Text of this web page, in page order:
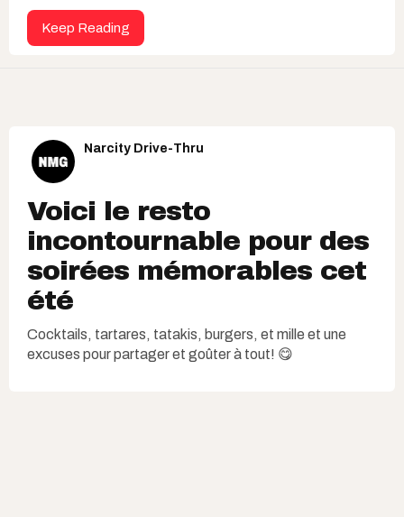
Keep Reading
Narcity Drive-Thru
Voici le resto
incontournable pour des
soirées mémorables cet
été
Cocktails, tartares, tatakis, burgers, et mille et une
excuses pour partager et goûter à tout! 😋